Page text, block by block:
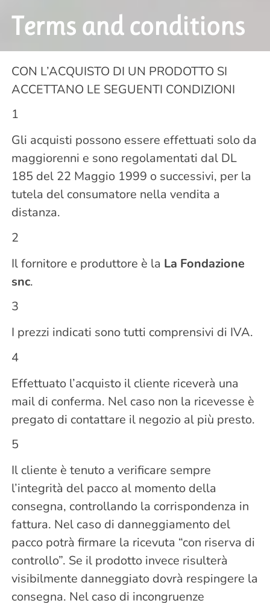
Terms and conditions
CON L’ACQUISTO DI UN PRODOTTO SI
ACCETTANO LE SEGUENTI CONDIZIONI
1
Gli acquisti possono essere effettuati solo da
maggiorenni e sono regolamentati dal DL
185 del 22 Maggio 1999 o successivi, per la
tutela del consumatore nella vendita a
distanza.
2
Il fornitore e produttore è la La Fondazione
snc.
3
I prezzi indicati sono tutti comprensivi di IVA.
4
Effettuato l’acquisto il cliente riceverà una
mail di conferma. Nel caso non la ricevesse è
pregato di contattare il negozio al più presto.
5
Il cliente è tenuto a verificare sempre
l’integrità del pacco al momento della
consegna, controllando la corrispondenza in
fattura. Nel caso di danneggiamento del
pacco potrà firmare la ricevuta “con riserva di
controllo”. Se il prodotto invece risulterà
visibilmente danneggiato dovrà respingere la
consegna. Nel caso di incongruenze